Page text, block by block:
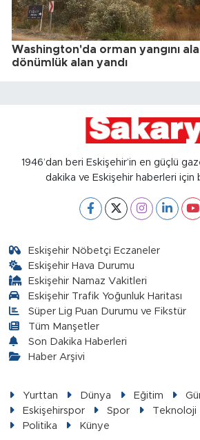
Washington'da orman yangını
dönümlük alan yandı
1946’dan beri Eskişehir’in en güçlü
dakika ve Eskişehir haberleri için
Eskişehir Nöbetçi Eczaneler
Eskişehir Hava Durumu
Eskişehir Namaz Vakitleri
Eskişehir Trafik Yoğunluk Haritası
Süper Lig Puan Durumu ve Fikstür
Tüm Manşetler
Son Dakika Haberleri
Haber Arşivi
Yurttan Dünya Eğitim
Eskişehirspor
Spor Teknoloji
Politika
Künye